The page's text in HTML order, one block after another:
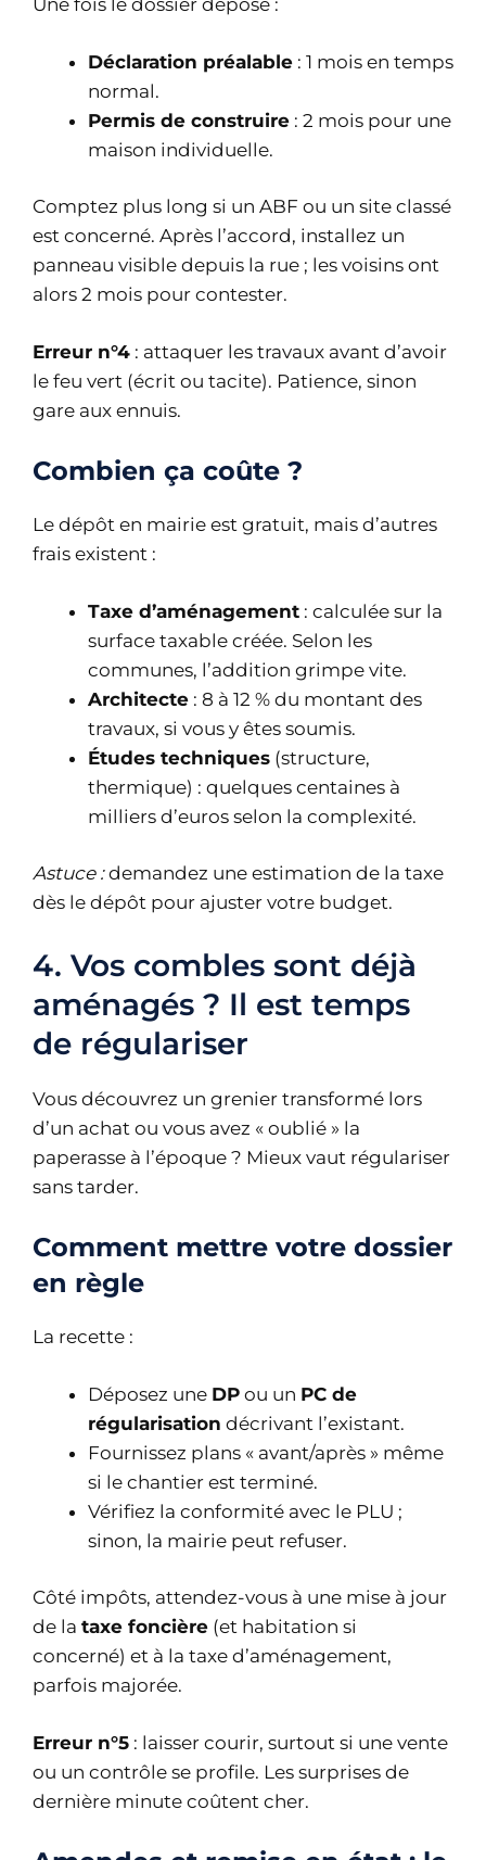
Une fois le dossier déposé :
Déclaration préalable : 1 mois en temps
normal.
Permis de construire : 2 mois pour une
maison individuelle.
Comptez plus long si un ABF ou un site classé
est concerné. Après l’accord, installez un
panneau visible depuis la rue ; les voisins ont
alors 2 mois pour contester.
Erreur n°4 : attaquer les travaux avant d’avoir
le feu vert (écrit ou tacite). Patience, sinon
gare aux ennuis.
Combien ça coûte ?
Le dépôt en mairie est gratuit, mais d’autres
frais existent :
Taxe d’aménagement : calculée sur la
surface taxable créée. Selon les
communes, l’addition grimpe vite.
Architecte : 8 à 12 % du montant des
travaux, si vous y êtes soumis.
Études techniques (structure,
thermique) : quelques centaines à
milliers d’euros selon la complexité.
Astuce :demandez une estimation de la taxe
dès le dépôt pour ajuster votre budget.
4. Vos combles sont déjà
aménagés ? Il est temps
de régulariser
Vous découvrez un grenier transformé lors
d’un achat ou vous avez « oublié » la
paperasse à l’époque ? Mieux vaut régulariser
sans tarder.
Comment mettre votre dossier
en règle
La recette :
Déposez une DP ou un PC de
régularisation décrivant l’existant.
Fournissez plans « avant/après » même
si le chantier est terminé.
Vérifiez la conformité avec le PLU ;
sinon, la mairie peut refuser.
Côté impôts, attendez-vous à une mise à jour
de la taxe foncière (et habitation si
concerné) et à la taxe d’aménagement,
parfois majorée.
Erreur n°5 : laisser courir, surtout si une vente
ou un contrôle se profile. Les surprises de
dernière minute coûtent cher.